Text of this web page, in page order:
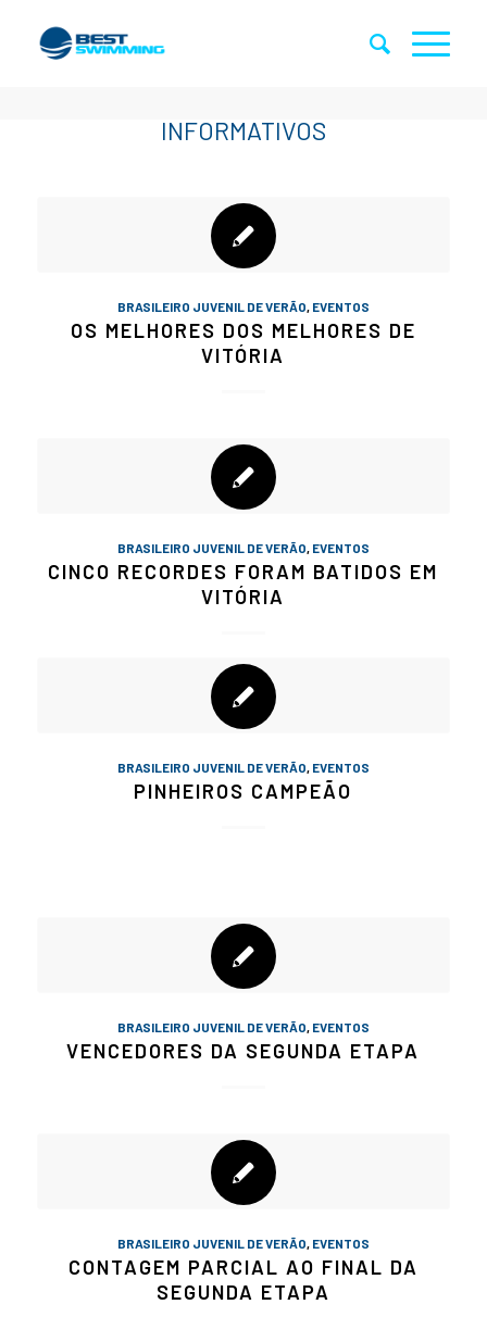
BRASILEIRO JUVENIL DE VERÃO, EVENTOS
OS MELHORES DOS MELHORES DE
VITÓRIA
BRASILEIRO JUVENIL DE VERÃO, EVENTOS
CINCO RECORDES FORAM BATIDOS EM
VITÓRIA
BRASILEIRO JUVENIL DE VERÃO, EVENTOS
PINHEIROS CAMPEÃO
BRASILEIRO JUVENIL DE VERÃO, EVENTOS
VENCEDORES DA SEGUNDA ETAPA
BRASILEIRO JUVENIL DE VERÃO, EVENTOS
CONTAGEM PARCIAL AO FINAL DA
SEGUNDA ETAPA